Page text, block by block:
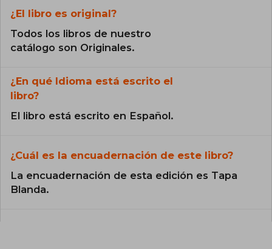
¿El libro es original?
Todos los libros de nuestro
catálogo son Originales.
¿En qué Idioma está escrito el
libro?
El libro está escrito en Español.
¿Cuál es la encuadernación de este libro?
La encuadernación de esta edición es Tapa
Blanda.